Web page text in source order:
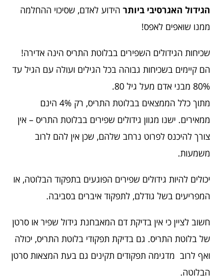
הגידול האגרסיבי ביותר הידוע לאדם, שסיכוי ההחלמה
ממנו שואפים לאפס!
שכיחות הגידולים השפירים בבלוטת התריס הינה אדירה!
הם קיימים בשכיחות גבוהה בכל הגילים ועולה עם הגיל עד
80% מבני אדם מעל גיל 80.
מתוך כלל הממצאים בבלוטת התריס, רק 4% הינם
ממאירים. ישנו מגוון גידולים שפירים בבלוטת התריס – אין
צורך להיכנס לפרוט נרחב שלהם, שכן אין להם לרוב
משמעות.
יכולים להיות גידולים שפירים הפוגעים בתפקוד הבלוטה, או
המפריעים בשל גודלם, לתפקוד איברים בסביבה.
חשוב לציין כי אין בדיקת דם המאבחנת גידול שפיר או סרטן
של בלוטת התריס. גם בדיקת תפקודי בלוטת התריס, יכולה
ואף לרוב מדגימה תפקודים תקינים גם בעת המצאות סרטן
הבלוטה.